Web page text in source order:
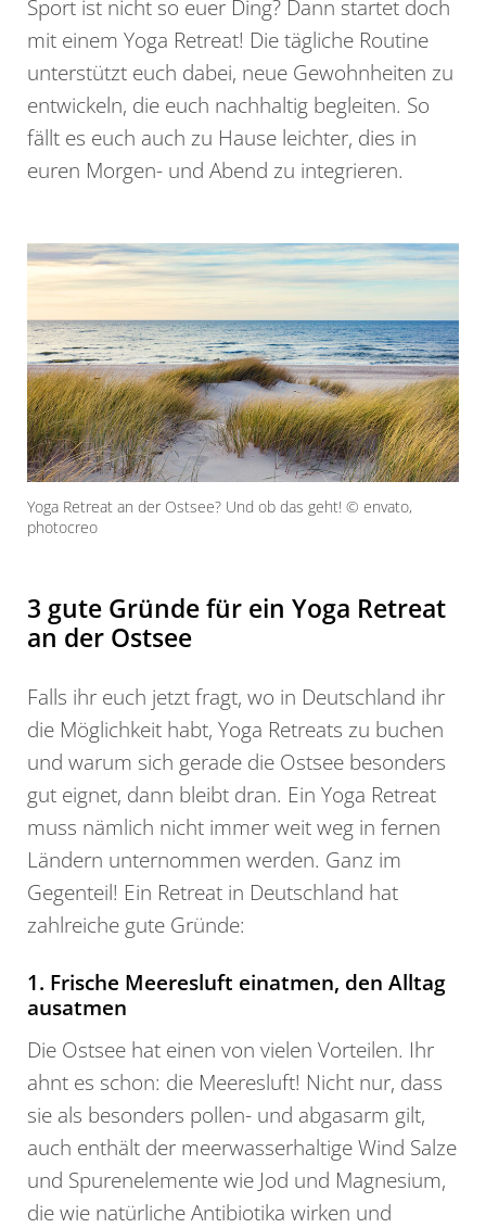
Sport ist nicht so euer Ding? Dann startet doch
mit einem Yoga Retreat! Die tägliche Routine
unterstützt euch dabei, neue Gewohnheiten zu
entwickeln, die euch nachhaltig begleiten. So
fällt es euch auch zu Hause leichter, dies in
euren Morgen- und Abend zu integrieren.
Yoga Retreat an der Ostsee? Und ob das geht! © envato,
photocreo
3 gute Gründe für ein Yoga Retreat
an der Ostsee
Falls ihr euch jetzt fragt, wo in Deutschland ihr
die Möglichkeit habt, Yoga Retreats zu buchen
und warum sich gerade die Ostsee besonders
gut eignet, dann bleibt dran. Ein Yoga Retreat
muss nämlich nicht immer weit weg in fernen
Ländern unternommen werden. Ganz im
Gegenteil! Ein Retreat in Deutschland hat
zahlreiche gute Gründe:
1. Frische Meeresluft einatmen, den Alltag
ausatmen
Die Ostsee hat einen von vielen Vorteilen. Ihr
ahnt es schon: die Meeresluft! Nicht nur, dass
sie als besonders pollen- und abgasarm gilt,
auch enthält der meerwasserhaltige Wind Salze
und Spurenelemente wie Jod und Magnesium,
die wie natürliche Antibiotika wirken und